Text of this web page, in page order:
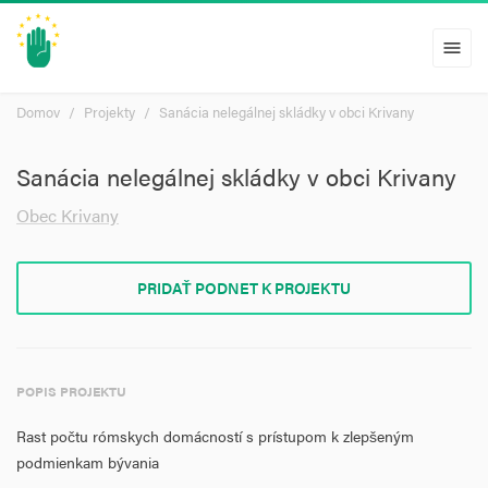
menu
Domov Projekty Sanácia nelegálnej skládky v obci Krivany
Sanácia nelegálnej skládky v obci Krivany
Obec Krivany
PRIDAŤ PODNET K PROJEKTU
POPIS PROJEKTU
Rast počtu rómskych domácností s prístupom k zlepšeným
podmienkam bývania